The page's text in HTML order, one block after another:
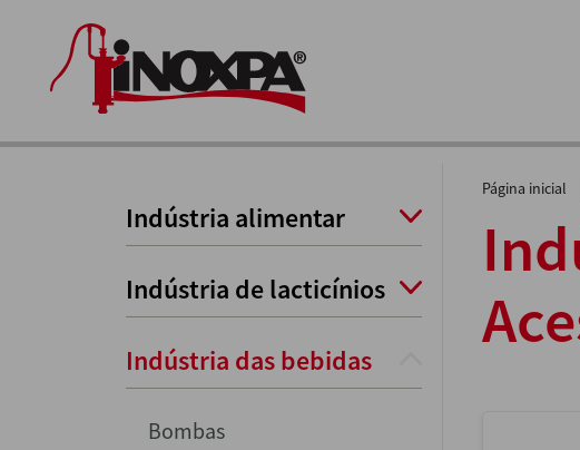
Indústria alimentar
Indústria de lacticínios
Indústria das bebidas
Bombas
Página inicial